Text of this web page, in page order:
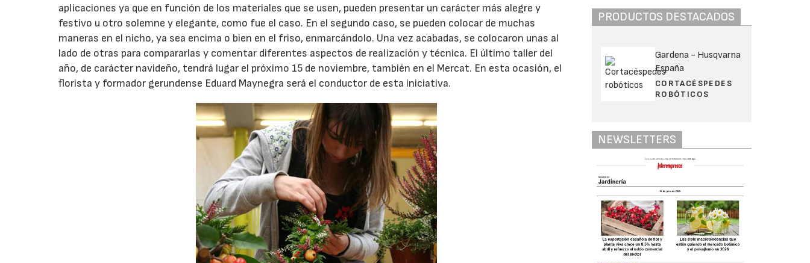
aplicaciones ya que en función de los materiales que se usen, pueden presentar un carácter más alegre y
festivo u otro solemne y elegante, como fue el caso. En el segundo caso, se pueden colocar de muchas
maneras en el nicho, ya sea encima o bien en el friso, enmarcándolo. Una vez acabadas, se colocaron unas al
lado de otras para compararlas y comentar diferentes aspectos de realización y técnica. El último taller del
año, de carácter navideño, tendrá lugar el próximo 15 de noviembre, también en el Mercat. En esta ocasión, el
florista y formador gerundense Eduard Maynegra será el conductor de esta iniciativa.
PRODUCTOS DESTACADOS
Gardena - Husqvarna
España
CORTACÉSPEDES
ROBÓTICOS
NEWSLETTERS